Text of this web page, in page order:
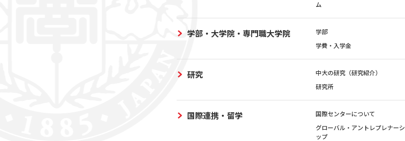
ム
学部・大学院・専門職大学院 学部
学費・入学金
研究 中大の研究（研究紹介）
研究所
国際連携・留学 国際センターについて
グローバル・アントレプレナーシ
ップ